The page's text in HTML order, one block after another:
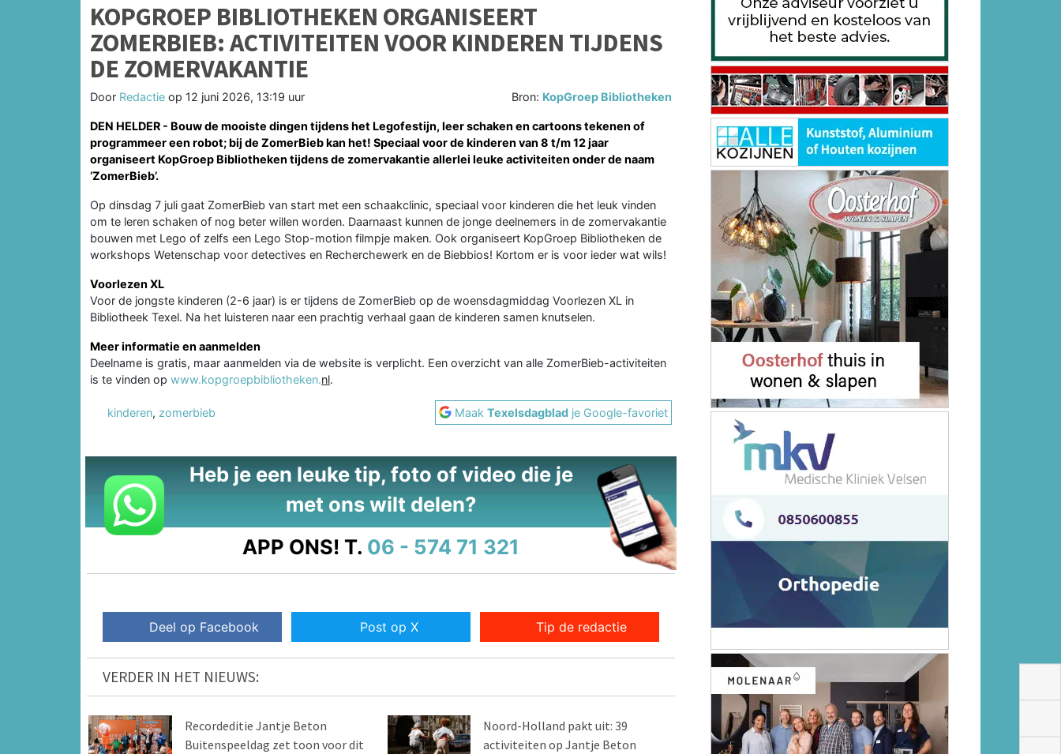
KOPGROEP BIBLIOTHEKEN ORGANISEERT
ZOMERBIEB: ACTIVITEITEN VOOR KINDEREN TIJDENS
DE ZOMERVAKANTIE
Door Redactie op 12 juni 2026, 13:19 uur Bron: KopGroep Bibliotheken
DEN HELDER - Bouw de mooiste dingen tijdens het Legofestijn, leer schaken en cartoons tekenen of
programmeer een robot; bij de ZomerBieb kan het! Speciaal voor de kinderen van 8 t/m 12 jaar
organiseert KopGroep Bibliotheken tijdens de zomervakantie allerlei leuke activiteiten onder de naam
‘ZomerBieb’.
Op dinsdag 7 juli gaat ZomerBieb van start met een schaakclinic, speciaal voor kinderen die het leuk vinden
om te leren schaken of nog beter willen worden. Daarnaast kunnen de jonge deelnemers in de zomervakantie
bouwen met Lego of zelfs een Lego Stop-motion filmpje maken. Ook organiseert KopGroep Bibliotheken de
workshops Wetenschap voor detectives en Recherchewerk en de Biebbios! Kortom er is voor ieder wat wils!
Voorlezen XL
Voor de jongste kinderen (2-6 jaar) is er tijdens de ZomerBieb op de woensdagmiddag Voorlezen XL in
Bibliotheek Texel. Na het luisteren naar een prachtig verhaal gaan de kinderen samen knutselen.
Meer informatie en aanmelden
Deelname is gratis, maar aanmelden via de website is verplicht. Een overzicht van alle ZomerBieb-activiteiten
is te vinden op www.kopgroepbibliotheken.nl.
kinderen, zomerbieb MaakTexelsdagblad je Google-favoriet
Heb je een leuke tip, foto of video die je
met ons wilt delen?
APP ONS! T. 06 - 574 71 321
Deel op Facebook Post op X Tip de redactie
VERDER IN HET NIEUWS:
Recordeditie Jantje Beton
Buitenspeeldag zet toon voor dit
Noord-Holland pakt uit: 39
activiteiten op Jantje Beton